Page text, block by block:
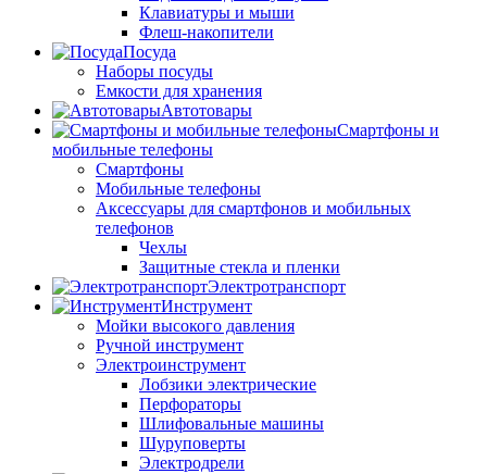
Клавиатуры и мыши
Флеш-накопители
Посуда
Наборы посуды
Емкости для хранения
Автотовары
Смартфоны и
мобильные телефоны
Смартфоны
Мобильные телефоны
Аксессуары для смартфонов и мобильных
телефонов
Чехлы
Защитные стекла и пленки
Электротранспорт
Инструмент
Мойки высокого давления
Ручной инструмент
Электроинструмент
Лобзики электрические
Перфораторы
Шлифовальные машины
Шуруповерты
Электродрели